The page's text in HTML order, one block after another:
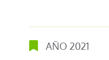
AÑO 2021